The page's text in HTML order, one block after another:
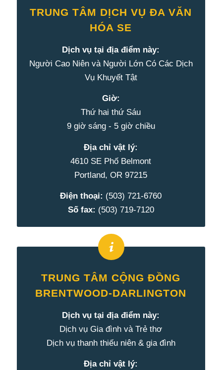
TRUNG TÂM DỊCH VỤ ĐA VĂN
HÓA SE
Dịch vụ tại địa điểm này:
Người Cao Niên và Người Lớn Có Các Dịch
Vụ Khuyết Tật
Giờ:
Thứ hai thứ Sáu
9 giờ sáng - 5 giờ chiều
Địa chỉ vật lý:
4610 SE Phố Belmont
Portland, OR 97215
Điện thoại: (503) 721-6760
Số fax: (503) 719-7120
TRUNG TÂM CỘNG ĐỒNG
BRENTWOOD-DARLINGTON
Dịch vụ tại địa điểm này:
Dịch vụ Gia đình và Trẻ thơ
Dịch vụ thanh thiếu niên & gia đình
Địa chỉ vật lý: